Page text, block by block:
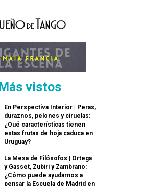
Más vistos
En Perspectiva Interior | Peras,
duraznos, pelones y ciruelas:
¿Qué características tienen
estas frutas de hoja caduca en
Uruguay?
La Mesa de Filósofos | Ortega
y Gasset, Zubiri y Zambrano:
¿Cómo puede ayudarnos a
pensar la Escuela de Madrid en